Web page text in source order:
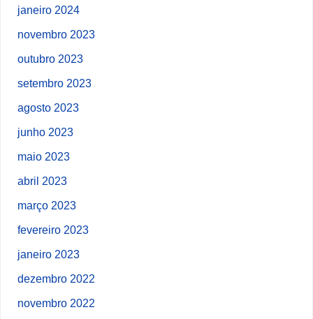
janeiro 2024
novembro 2023
outubro 2023
setembro 2023
agosto 2023
junho 2023
maio 2023
abril 2023
março 2023
fevereiro 2023
janeiro 2023
dezembro 2022
novembro 2022